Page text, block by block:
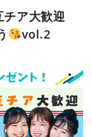
チア大歓迎
vol.2